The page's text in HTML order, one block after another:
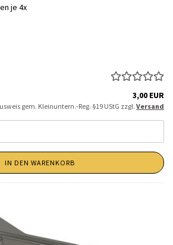
je 4x
3,00 EUR
gem. Kleinuntern.-Reg. §19 UStG zzgl. Versand
IN DEN WARENKORB